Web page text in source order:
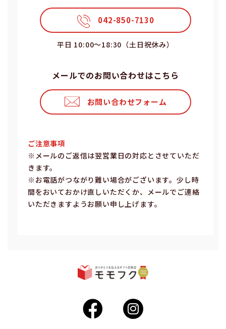
042-850-7130
平⽇ 10:00〜18:30（⼟⽇祝休み）
メールでのお問い合わせはこちら
お問い合わせフォーム
ご注意事項
※メールのご返信は翌営業⽇の対応とさせていただ
きます。
※お電話がつながり難い場合がございます。少し時
間をおいておかけ直しいただくか、メールでご連絡
いただきますようお願い申し上げます。